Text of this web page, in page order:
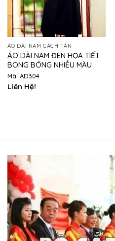
ÁO DÀI NAM CÁCH TÂN
ÁO DÀI NAM ĐEN HỌA TIẾT
BONG BÓNG NHIỀU MÀU
Mã: AD304
Liên Hệ!